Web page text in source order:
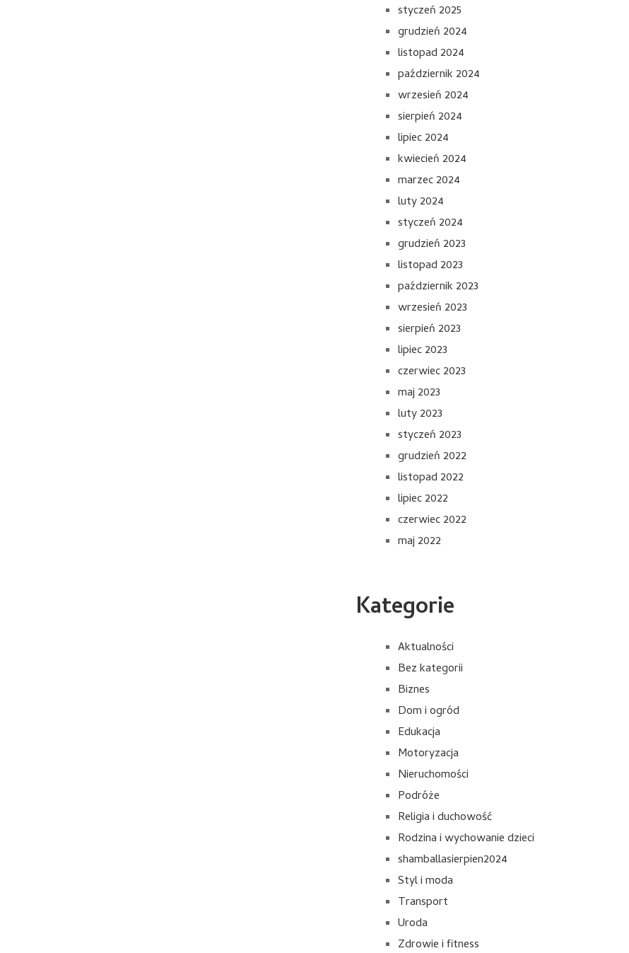
styczeń 2025
grudzień 2024
listopad 2024
październik 2024
wrzesień 2024
sierpień 2024
lipiec 2024
kwiecień 2024
marzec 2024
luty 2024
styczeń 2024
grudzień 2023
listopad 2023
październik 2023
wrzesień 2023
sierpień 2023
lipiec 2023
czerwiec 2023
maj 2023
luty 2023
styczeń 2023
grudzień 2022
listopad 2022
lipiec 2022
czerwiec 2022
maj 2022
Kategorie
Aktualności
Bez kategorii
Biznes
Dom i ogród
Edukacja
Motoryzacja
Nieruchomości
Podróże
Religia i duchowość
Rodzina i wychowanie dzieci
shamballasierpien2024
Styl i moda
Transport
Uroda
Zdrowie i fitness